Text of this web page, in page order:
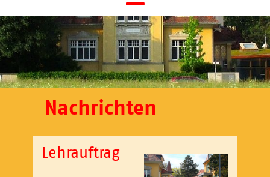
Nachrichten
Lehrauftrag